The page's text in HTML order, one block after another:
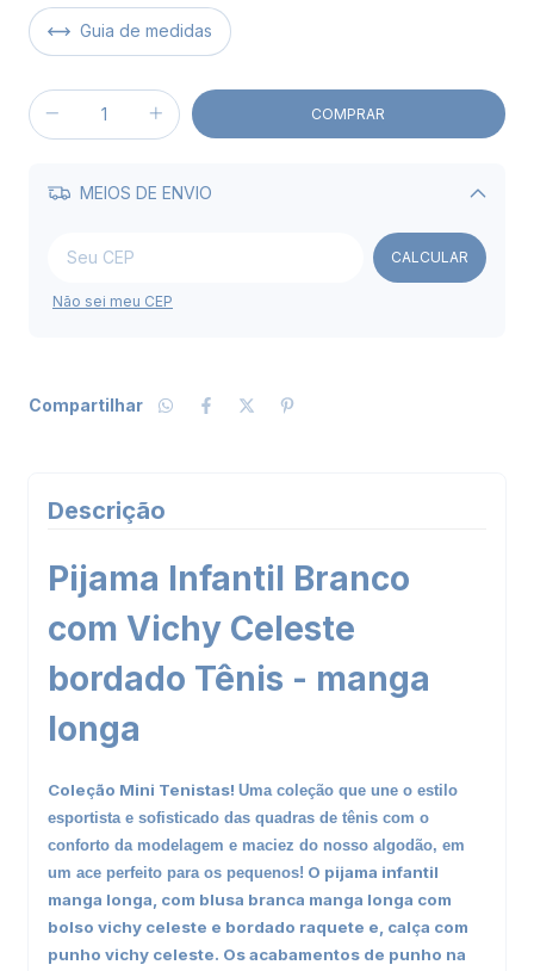
Guia de medidas
MEIOS DE ENVIO
Alterar CEP
CALCULAR
Não sei meu CEP
Compartilhar
Descrição
Pijama Infantil Branco
com Vichy Celeste
bordado Tênis - manga
longa
Coleção Mini Tenistas! Uma coleção que une o estilo
esportista e sofisticado das quadras de tênis com o
conforto da modelagem e maciez do nosso algodão, em
um ace perfeito para os pequenos! O pijama infantil
manga longa, com blusa branca manga longa com
bolso vichy celeste e bordado raquete e, calça com
punho vichy celeste. Os acabamentos de punho na